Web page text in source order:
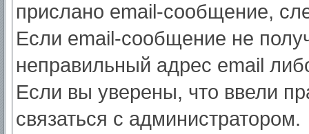
прислано email-сообщение,
Если email-сообщение не
неправильный адрес email
Если вы уверены, что ввели
связаться с администратором.